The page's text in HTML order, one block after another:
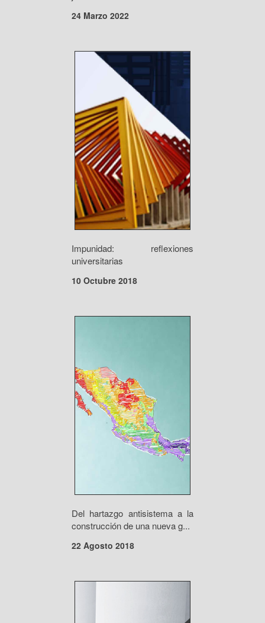
24 Marzo 2022
Impunidad: reflexiones
universitarias
10 Octubre 2018
Del hartazgo antisistema a la
construcción de una nueva g...
22 Agosto 2018